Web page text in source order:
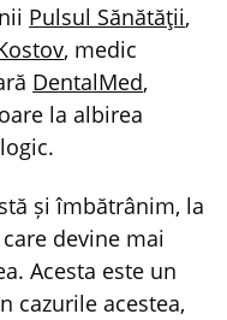
Pulsul Sănătăţii,
, medic
DentalMed,
la albirea
și îmbătrânim, la
devine mai
Acesta este un
cazurile acestea,